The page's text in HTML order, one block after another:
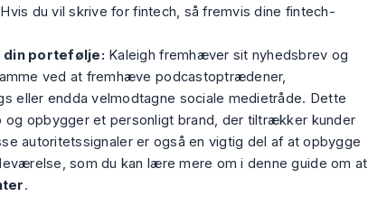
du vil skrive for fintech, så fremvis dine fintech-
din portefølje: Kaleigh fremhæver sit nyhedsbrev og
ved at fremhæve podcastoptrædener,
eller endda velmodtagne sociale medietråde. Dette
og opbygger et personligt brand, der tiltrækker kunder
autoritetssignaler er også en vigtig del af at opbygge
som du kan lære mere om i denne guide om at
.